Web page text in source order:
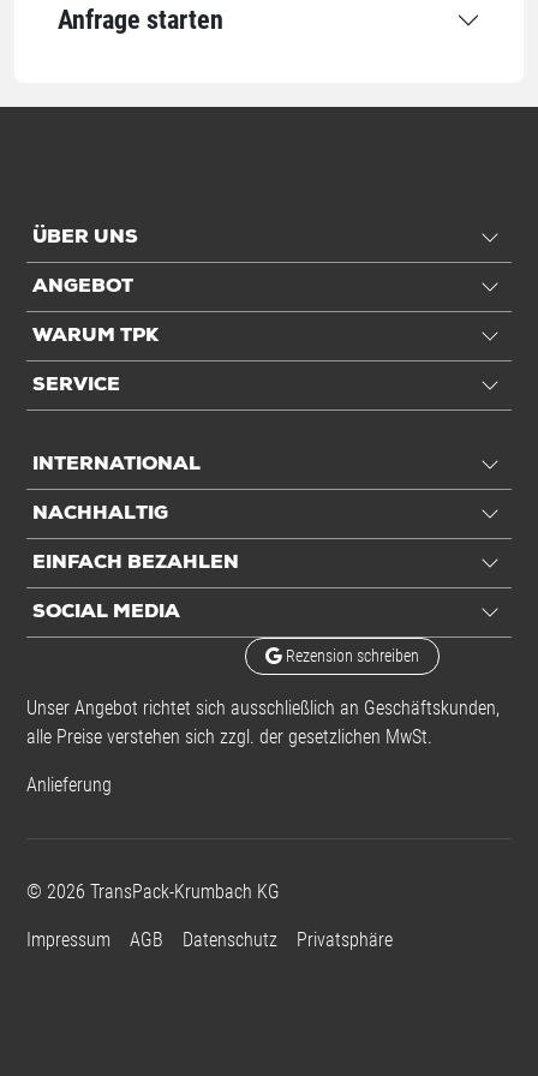
Qualität
Für DIN-Format DIN C4
Einheiten
Einheiten
Alle Angaben ohne Gewähr, Druckfehler vorbehalten.
Anfrage starten
ÜBER UNS
ANGEBOT
WARUM TPK
SERVICE
INTERNATIONAL
NACHHALTIG
EINFACH BEZAHLEN
SOCIAL MEDIA
Rezension schreiben
Unser Angebot richtet sich ausschließlich an Geschäftskunden,
alle Preise verstehen sich zzgl. der gesetzlichen MwSt.
Anlieferung
© 2026 TransPack-Krumbach KG
Impressum AGB Datenschutz Privatsphäre